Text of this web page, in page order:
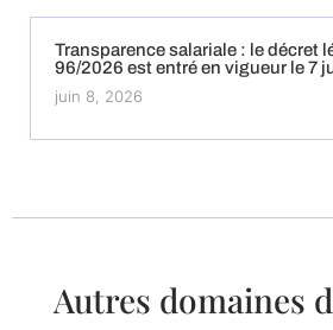
Transparence salariale : le décret
96/2026 est entré en vigueur le 7
juin 8, 2026
Autres domaines